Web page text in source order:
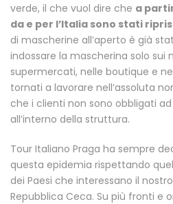
verde, il che vuol dire che a
da e per l’Italia sono stati
di mascherine all’aperto è già
indossare la mascherina solo sui
supermercati, nelle boutique e
tornati a lavorare nell’assoluta
che i clienti non sono obbligati
all’interno della struttura.
Tour Italiano Praga ha sempre
questa epidemia rispettando
dei Paesi che interessano il
Repubblica Ceca. Su più fronti e